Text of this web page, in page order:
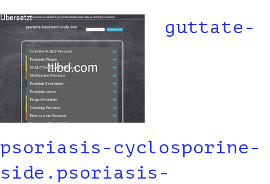
guttate-
psoriasis-cyclosporine-
side.psoriasis-